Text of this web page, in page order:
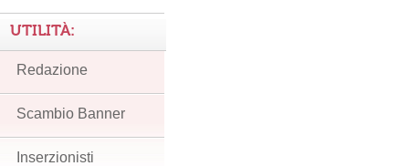
UTILITÀ:
Redazione
Scambio Banner
Inserzionisti